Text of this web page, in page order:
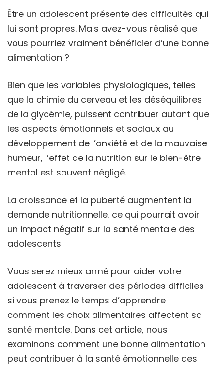
Être un adolescent présente des difficultés qui
lui sont propres. Mais avez-vous réalisé que
vous pourriez vraiment bénéficier d’une bonne
alimentation ?
Bien que les variables physiologiques, telles
que la chimie du cerveau et les déséquilibres
de la glycémie, puissent contribuer autant que
les aspects émotionnels et sociaux au
développement de l’anxiété et de la mauvaise
humeur, l’effet de la nutrition sur le bien-être
mental est souvent négligé.
La croissance et la puberté augmentent la
demande nutritionnelle, ce qui pourrait avoir
un impact négatif sur la santé mentale des
adolescents.
Vous serez mieux armé pour aider votre
adolescent à traverser des périodes difficiles
si vous prenez le temps d’apprendre
comment les choix alimentaires affectent sa
santé mentale. Dans cet article, nous
examinons comment une bonne alimentation
peut contribuer à la santé émotionnelle des